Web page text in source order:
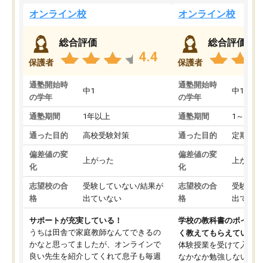
オンライン校
保護者
総合評価
4.4
通塾開始時
の学年
中1
通塾期間 1年以上
通った目的 高校受験対策
偏差値の変
化
上がった
志望校の合
格
受験していない/結果が
出ていない
サポートが充実している！
うちは田舎で家庭教師なんてできるの
かなと思ってましたが、オンラインで
良い先生を紹介してくれて息子も毎週
オンライン校
保護者
総合評価
通塾開始時
の学年
中1
通塾期間 1～3ヵ月
通った目的 定期テス
偏差値の変
化
上がった
志望校の合
格
受験して
出ていな
学校の教科書のポイント
く教えてもらえている
体験授業を受けて入塾し
なかなか勉強しない息子